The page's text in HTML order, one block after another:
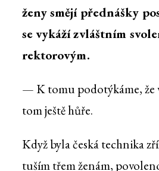
ženy smějí přednášky
se vykáží zvláštním
rektorovým.
— K tomu podotýkáme, že
tom ještě hůře.
Když byla česká technika
tuším třem ženám,